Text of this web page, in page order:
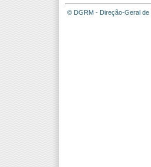
© DGRM - Direção-Geral